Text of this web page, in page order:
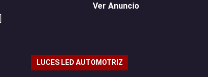
Ver Anuncio
LUCES LED AUTOMOTRIZ